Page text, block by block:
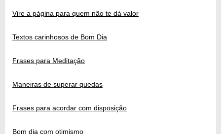
Vire a página para quem não te dá valor
Textos carinhosos de Bom Dia
Frases para Meditação
Maneiras de superar quedas
Frases para acordar com disposição
Bom dia com otimismo